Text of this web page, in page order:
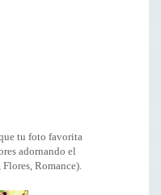
tu foto favorita
adornando el
Romance).